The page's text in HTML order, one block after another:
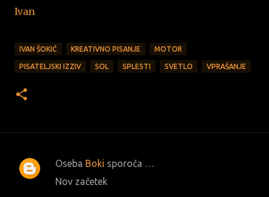
Ivan
IVAN ŠOKIĆ KREATIVNO PISANJE MOTOR
PISATELJSKI IZZIV SOL SPLESTI SVETLO VPRAŠANJE
K
Oseba Boki sporoča …
Nov začetek